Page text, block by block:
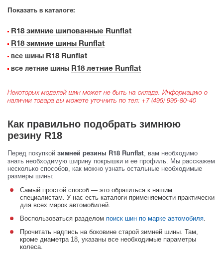
Показать в каталоге:
R18 зимние шипованные Runflat
R18 зимние шины Runflat
все шины R18 Runflat
все летние шины R18 летние Runflat
Некоторых моделей шин может не быть на складе. Информацию о
наличии товара вы можете уточнить по тел: +7 (495) 995-80-40
Как правильно подобрать зимнюю
резину R18
Перед покупкой зимней резины R18 Runflat, вам необходимо
знать необходимую ширину покрышки и ее профиль. Мы расскажем
несколько способов, как можно узнать остальные необходимые
размеры шины:
Самый простой способ — это обратиться к нашим
специалистам. У нас есть каталоги применяемости практически
для всех марок автомобилей.
Воспользоваться разделом поиск шин по марке автомобиля.
Прочитать надпись на боковине старой зимней шины. Там,
кроме диаметра 18, указаны все необходимые параметры
колеса.